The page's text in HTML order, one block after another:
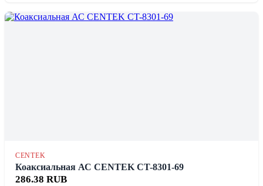
CENTEK
Коаксиальная АС CENTEK CT-8301-69
286.38 RUB